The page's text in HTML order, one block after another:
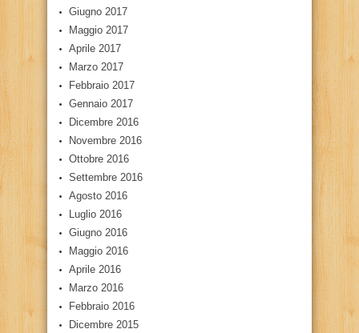
Giugno 2017
Maggio 2017
Aprile 2017
Marzo 2017
Febbraio 2017
Gennaio 2017
Dicembre 2016
Novembre 2016
Ottobre 2016
Settembre 2016
Agosto 2016
Luglio 2016
Giugno 2016
Maggio 2016
Aprile 2016
Marzo 2016
Febbraio 2016
Dicembre 2015